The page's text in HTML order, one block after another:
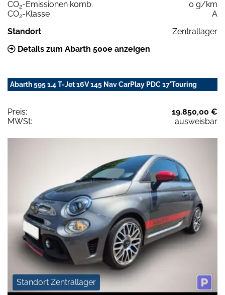
CO2-Emissionen komb.
0 g/km
CO2-Klasse
A
Standort
Zentrallager
Details zum Abarth 500e anzeigen
Abarth 595 1.4 T-Jet 16V 145 Nav CarPlay PDC 17'Touring
Preis:
19.850,00 €
MWSt:
ausweisbar
Standort Zentrallager